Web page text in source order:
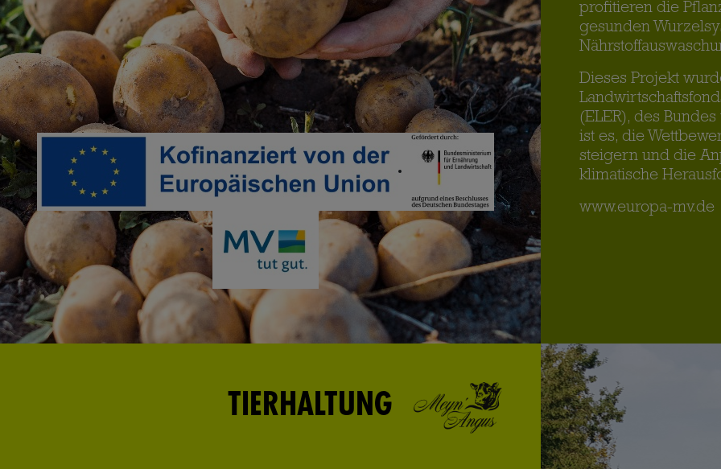
profitieren die
gesunden
Dieses Projekt
(ELER), des
ist es, die
steigern und die
klimatische
www.europa-mv.de
TIERHALTUNG